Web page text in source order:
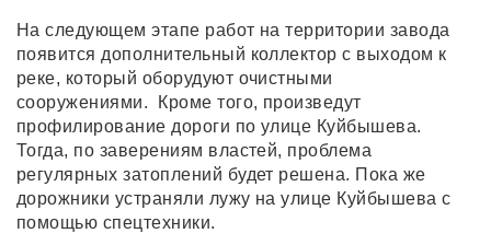
На следующем этапе работ на территории завода
появится дополнительный коллектор с выходом к
реке, который оборудуют очистными
сооружениями. Кроме того, произведут
профилирование дороги по улице Куйбышева.
Тогда, по заверениям властей, проблема
регулярных затоплений будет решена. Пока же
дорожники устраняли лужу на улице Куйбышева с
помощью спецтехники.